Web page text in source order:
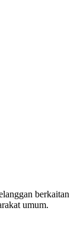
berkaitan
umum.